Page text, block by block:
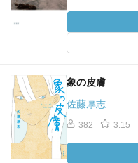
象の皮膚
佐藤厚志
382 3.15